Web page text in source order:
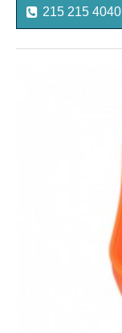
215 215 4040